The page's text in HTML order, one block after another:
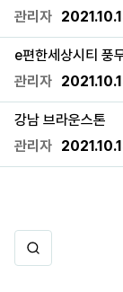
관리자
e편한세상시티 풍
관리자
강남 브라운스톤
관리자